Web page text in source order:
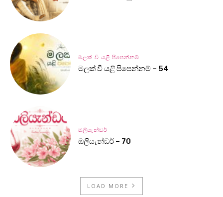
මලක් වී යළි පිපෙන්නම්
මලක් වී යළි පිපෙන්නම් – 54
ඔලියැන්ඩර්
ඔලියැන්ඩර් – 70
LOAD MORE